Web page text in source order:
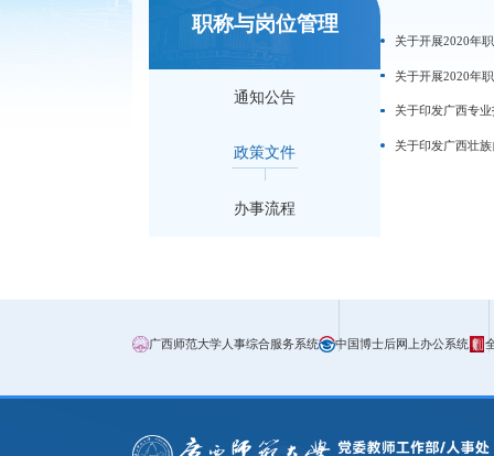
职称与岗位管理
通知公告
政策文件
办事流程
关于开展2020年
关于开展2020年
关于印发广西专
关于印发广西壮
广西师范大学人事综合服务系统 中国博士后网上办公系统